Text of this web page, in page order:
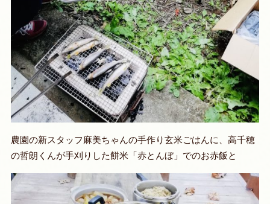
農園の新スタッフ麻美ちゃんの手作り玄米ごはんに、高千穂
の哲朗くんが手刈りした餅米「赤とんぼ」でのお赤飯と